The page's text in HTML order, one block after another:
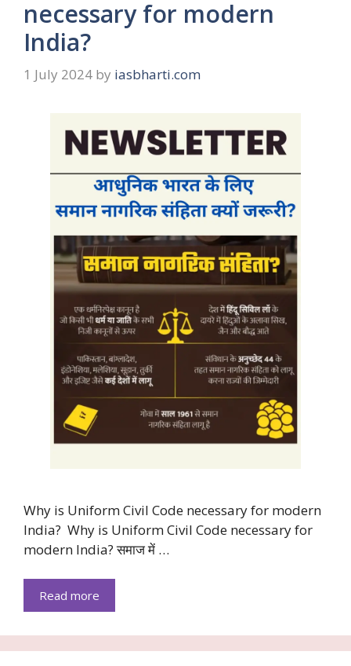
necessary for modern
India?
1 July 2024 by iasbharti.com
Why is Uniform Civil Code necessary for modern
India? Why is Uniform Civil Code necessary for
modern India? समाज में …
Read more